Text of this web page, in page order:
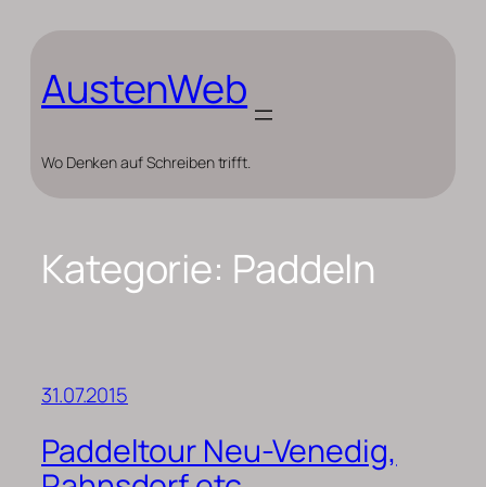
springen
AustenWeb
Wo Denken auf Schreiben trifft.
Kategorie: Paddeln
31.07.2015
Paddeltour Neu-Venedig,